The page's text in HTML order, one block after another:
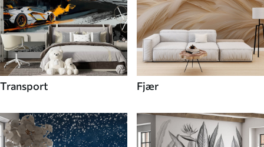
Transport Fjær